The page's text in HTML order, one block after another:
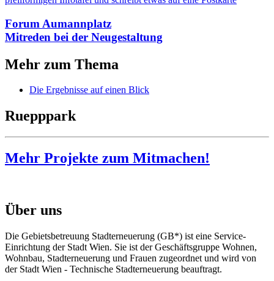
Forum Aumannplatz
Mitreden bei der Neugestaltung
Mehr zum Thema
Die Ergebnisse auf einen Blick
Ruepppark
Mehr Projekte zum Mitmachen!
Über uns
Die Gebietsbetreuung Stadterneuerung (GB*) ist eine Service-
Einrichtung der Stadt Wien. Sie ist der Geschäfts­gruppe Wohnen,
Wohnbau, Stadt­erneuerung und Frauen zugeordnet und wird von
der Stadt Wien - Technische Stadterneuerung beauftragt.